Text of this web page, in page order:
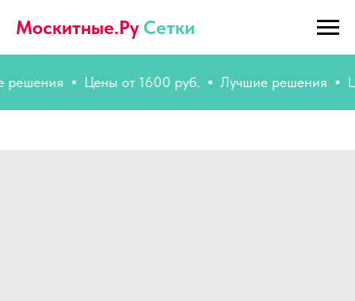
Москитные.Ру Сетки
Цены от 1600 руб. Лучшие решения Цены